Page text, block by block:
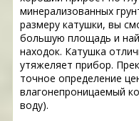
минерализованных
размеру катушки, вы
большую площадь и
находок. Катушка
утяжеляет прибор.
точное определение
влагонепроницаемый
воду).